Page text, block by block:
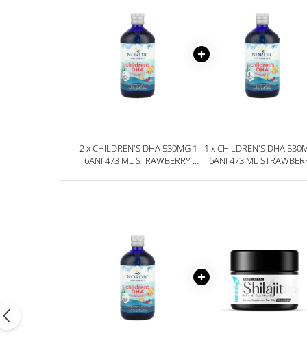
2 x CHILDREN'S DHA 530MG 1-
6ANI 473 ML STRAWBERRY -
1 x CHILDREN'S DHA
6ANI 473 ML